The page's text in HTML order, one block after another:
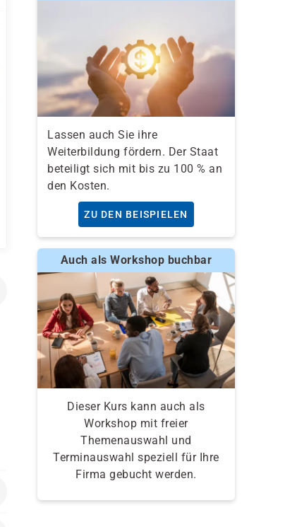
Lassen auch Sie ihre
Weiterbildung fördern. Der Staat
beteiligt sich mit bis zu 100 % an
den Kosten.
ZU DEN BEISPIELEN
Auch als Workshop buchbar
Dieser Kurs kann auch als
Workshop mit freier
Themenauswahl und
Terminauswahl speziell für Ihre
Firma gebucht werden.